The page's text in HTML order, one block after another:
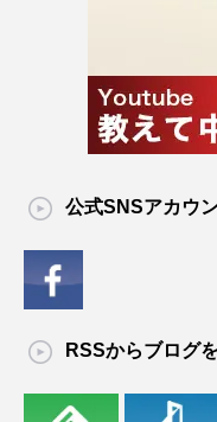
公式SNSアカウ
RSSからブログ